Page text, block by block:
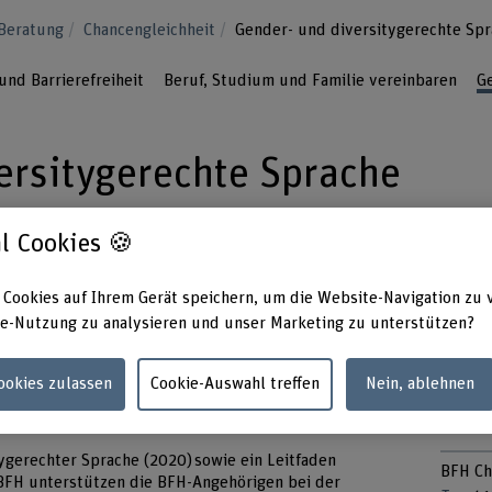
Chancengleichheit Gender- und diversitygerechte
Barrierefreiheit Beruf, Studium und Familie vereinbaren
Sprache
und unser Denken. Deshalb braucht es, um
eine diskriminierungsfreie und
gleichwertig angesprochen werden.
der BFH
Sprache (2020) sowie ein Leitfaden
unterstützen die BFH-Angehörigen bei der
BFH
Cookies 🍪
auf Ihrem Gerät speichern, um die Website-Navigation zu
Nutzung zu analysieren und unser Marketing zu unterstützen?
zulassen Cookie-Auswahl treffen Nein, ablehnen